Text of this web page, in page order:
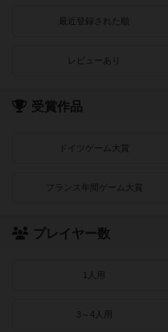
最近登録された順
レビューあり
受賞作品
ドイツゲーム大賞
フランス年間ゲーム大賞
プレイヤー数
1人用
3～4人用